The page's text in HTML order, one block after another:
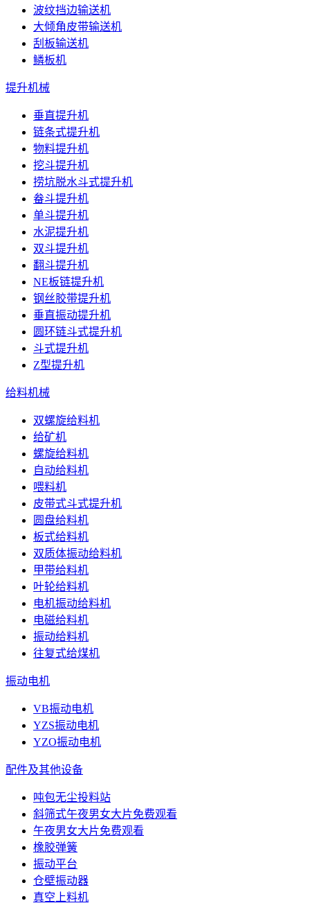
波纹挡边输送机
大倾角皮带输送机
刮板输送机
鳞板机
提升机械
垂直提升机
链条式提升机
物料提升机
挖斗提升机
捞坑脱水斗式提升机
畚斗提升机
单斗提升机
水泥提升机
双斗提升机
翻斗提升机
NE板链提升机
钢丝胶带提升机
垂直振动提升机
圆环链斗式提升机
斗式提升机
Z型提升机
给料机械
双螺旋给料机
给矿机
螺旋给料机
自动给料机
喂料机
皮带式斗式提升机
圆盘给料机
板式给料机
双质体振动给料机
甲带给料机
叶轮给料机
电机振动给料机
电磁给料机
振动给料机
往复式给煤机
振动电机
VB振动电机
YZS振动电机
YZO振动电机
配件及其他设备
吨包无尘投料站
斜筛式午夜男女大片免费观看
午夜男女大片免费观看
橡胶弹簧
振动平台
仓壁振动器
真空上料机